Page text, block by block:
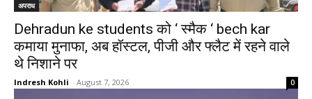
अपराध
Dehradun ke students को ‘ स्मैक ‘ bech kar
कमाया मुनाफा, अब हॉस्टल, पीजी और फ्लैट में रहने वाले
थे निशाने पर
Indresh Kohli - August 7, 2026 0